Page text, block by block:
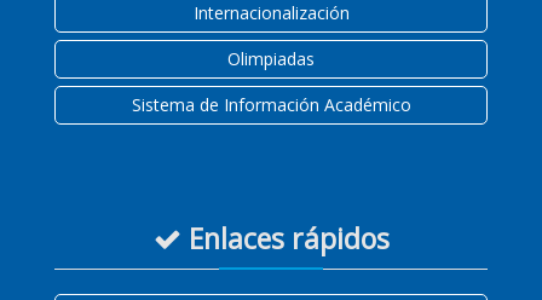
Internacionalización
Olimpiadas
Sistema de Información Académico
Enlaces rápidos